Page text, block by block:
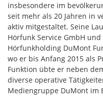
insbesondere im
seit mehr als 20 Jahren in
aktiv mitgestaltet. Seine
Hörfunk Service GmbH
Hörfunkholding DuMont
wo er bis Anfang 2015 als
Funktion übte er neben
diverse operative
Mediengruppe DuMont im